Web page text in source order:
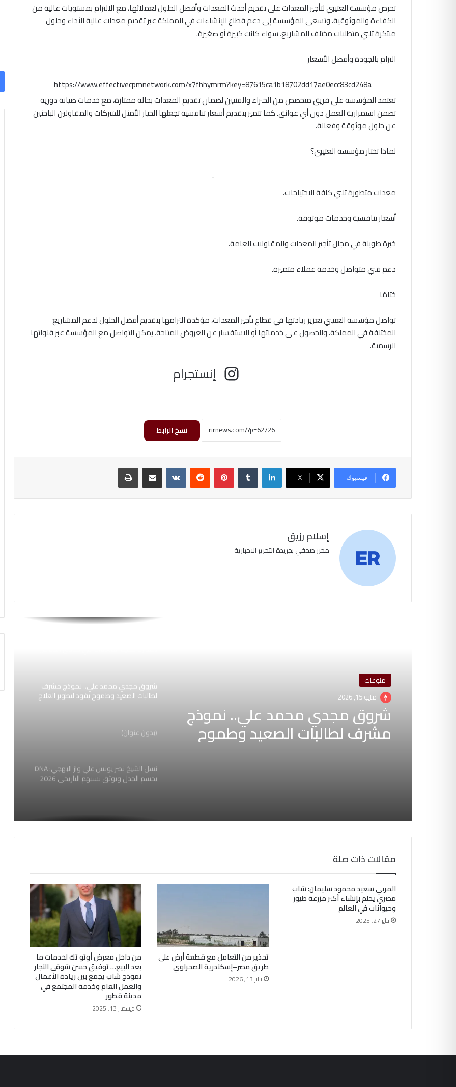
تحرص مؤسسة العتيبي لتأجير المعدات على تقديم أحدث المعدات وأفضل الحلول لعملائها، مع الالتزام بمستويات عالية من
الكفاءة والموثوقية. وتسعى المؤسسة إلى دعم قطاع الإنشاءات في المملكة عبر تقديم معدات عالية الأداء وحلول
مبتكرة تلبي متطلبات مختلف المشاريع، سواء كانت كبيرة أو صغيرة.
التزام بالجودة وأفضل الأسعار
https://www.effectivecpmnetwork.com/x7fhhymrm?key=87615ca1b18702dd17ae0ecc83cd248a
تعتمد المؤسسة على فريق متخصص من الخبراء والفنيين لضمان تقديم المعدات بحالة ممتازة، مع خدمات صيانة دورية
تضمن استمرارية العمل دون أي عوائق. كما تتميز بتقديم أسعار تنافسية تجعلها الخيار الأمثل للشركات والمقاولين الباحثين
عن حلول موثوقة وفعالة.
لماذا تختار مؤسسة العتيبي؟
-
معدات متطورة تلبي كافة الاحتياجات.
أسعار تنافسية وخدمات موثوقة.
خبرة طويلة في مجال تأجير المعدات والمقاولات العامة.
دعم فني متواصل وخدمة عملاء متميزة.
ختامًا
تواصل مؤسسة العتيبي تعزيز ريادتها في قطاع تأجير المعدات، مؤكدة التزامها بتقديم أفضل الحلول لدعم المشاريع
المختلفة في المملكة. وللحصول على خدماتها أو الاستفسار عن العروض المتاحة، يمكن التواصل مع المؤسسة عبر قنواتها
الرسمية.
إنستجرام
نسخ الرابط
فيسبوك ‫X
لينكدإن بينتيريست مشاركة عبر البريد طباعة
إسلام رزيق
محرر صحفي بجريدة التحرير الاخبارية
منوعات
مايو 15, 2026
شروق مجدي محمد علي.. نموذج
مشرف لطالبات الصعيد وطموح
يقود لتطوير العلاج الطبيعي 2026
شروق مجدي محمد علي.. نموذج مشرف
لطالبات الصعيد وطموح يقود لتطوير العلاج
(بدون عنوان)
نسل الشيخ نصر يونس علي واز البهجي: DNA
يحسم الجدل ويوثق نسبهم التاريخي 2026
مقالات ذات صلة
المربي سعيد محمود سليمان: شاب
مصري يحلم بإنشاء أكبر مزرعة طيور
وحيوانات في العالم
يناير 27, 2025
تحذير من التعامل مع قطعة أرض على
طريق مصر–إسكندرية الصحراوي
يناير 13, 2026
من داخل معرض أوتو تك لخدمات ما
بعد البيع… توفيق حسن شوقي النجار
نموذج شاب يجمع بين ريادة الأعمال
والعمل العام وخدمة المجتمع في
مدينة قطور
ديسمبر 13, 2025